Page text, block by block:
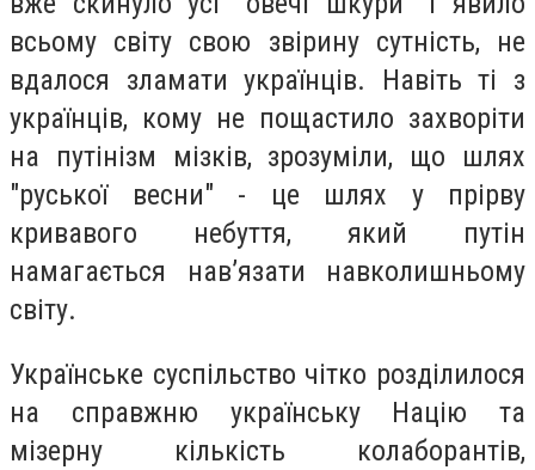
всьому світу свою звірину сутність, не
вдалося зламати українців. Навіть ті з
українців, кому не пощастило захворіти
на путінізм мізків, зрозуміли, що шлях
"руської весни" - це шлях у прірву
кривавого небуття, який путін
намагається нав’язати навколишньому
світу.
Українське суспільство чітко розділилося
на справжню українську Націю та
мізерну кількість колаборантів,